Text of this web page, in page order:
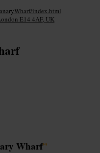
index.html
E14 4AF, UK
Wharf”